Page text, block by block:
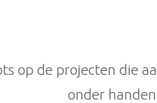
op de projecten die
onder